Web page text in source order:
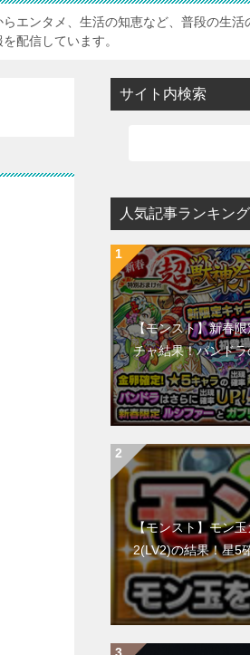
エンタメ、生活の知恵など、普段の生活
配信しています。
サイト内検索
人気記事ランキング
【モンスト】新春
チャ結果！パンド
【モンスト】モン
2(LV2)の結果！星5